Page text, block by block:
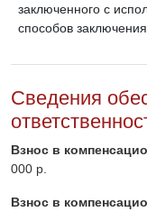
заключенного с
способов
Сведения
Взнос в
000 р.
Взнос в